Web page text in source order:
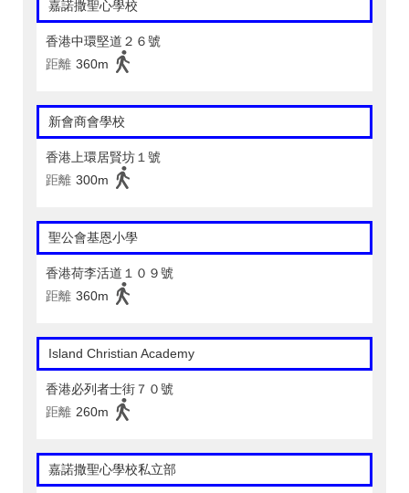
嘉諾撒聖心學校
香港中環堅道２６號
距離 360m
新會商會學校
香港上環居賢坊１號
距離 300m
聖公會基恩小學
香港荷李活道１０９號
距離 360m
Island Christian Academy
香港必列者士街７０號
距離 260m
嘉諾撒聖心學校私立部